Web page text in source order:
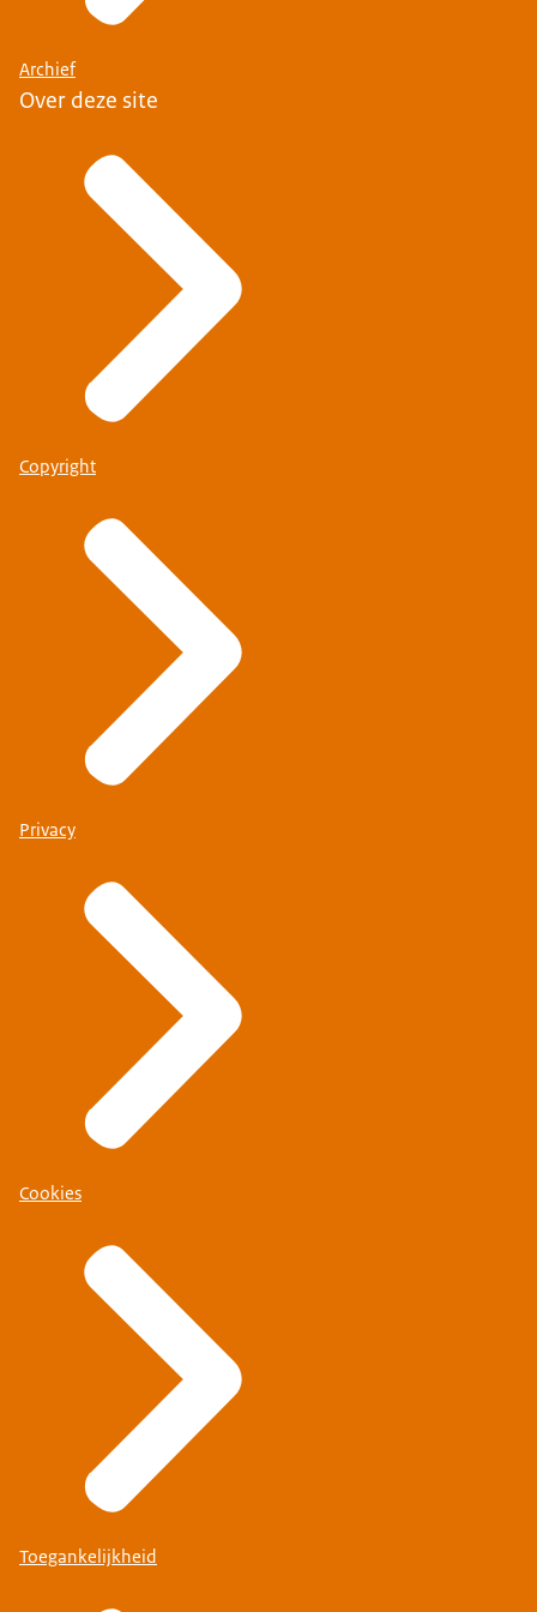
Archief
Over deze site
Copyright
Privacy
Cookies
Toegankelijkheid